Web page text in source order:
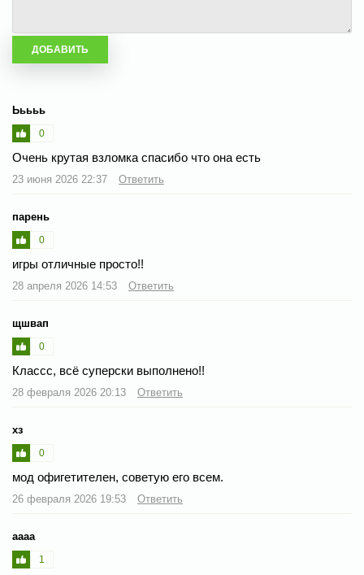
Ььььь
0
Очень крутая взломка спасибо что она есть
23 июня 2026 22:37 Ответить
парень
0
игры отличные просто!!
28 апреля 2026 14:53 Ответить
щшвап
0
Классс, всё суперски выполнено!!
28 февраля 2026 20:13 Ответить
хз
0
мод офигетителен, советую его всем.
26 февраля 2026 19:53 Ответить
аааа
1